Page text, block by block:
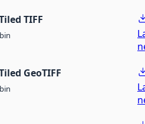
TIFF
bin
GeoTIFF
bin